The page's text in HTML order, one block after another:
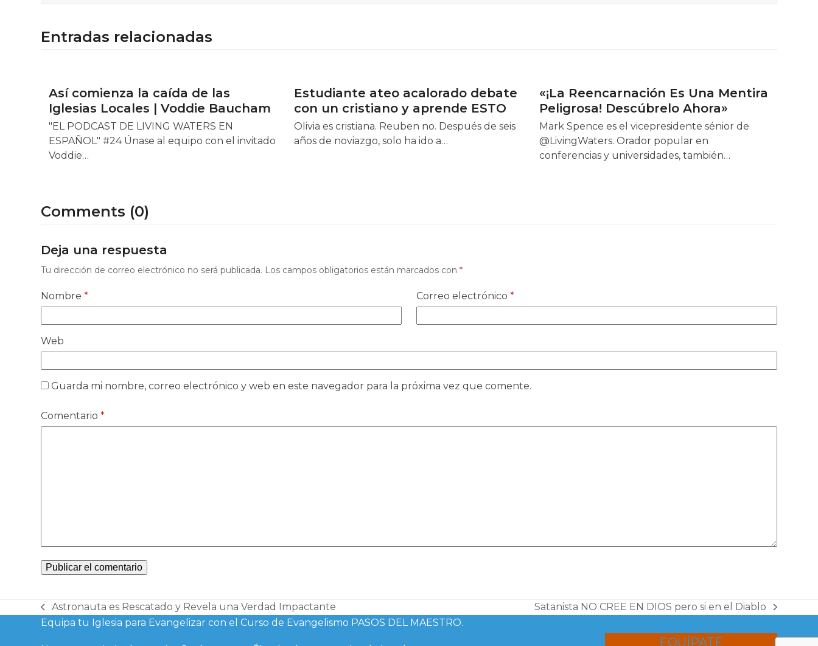
Entradas relacionadas
Así comienza la caída de las
Iglesias Locales | Voddie Baucham
"EL PODCAST DE LIVING WATERS EN
ESPAÑOL" #24 Únase al equipo con el invitado
Voddie…
Estudiante ateo acalorado debate
con un cristiano y aprende ESTO
Olivia es cristiana. Reuben no. Después de seis
años de noviazgo, solo ha ido a…
«¡La Reencarnación Es Una Mentira
Peligrosa! Descúbrelo Ahora»
Mark Spence es el vicepresidente sénior de
@LivingWaters. Orador popular en
conferencias y universidades, también…
Comments (0)
Deja una respuesta
Tu dirección de correo electrónico no será publicada. Los campos obligatorios están marcados con*
Nombre* Correo electrónico*
Web
Guarda mi nombre, correo electrónico y web en este navegador para la próxima vez que comente.
Comentario*
previous
post:
Astronauta es Rescatado y Revela una Verdad Impactante
next
Satanista NO CREE EN DIOS pero si en el Diablo
Equipa tu Iglesia para Evangelizar con el Curso de Evangelismo PASOS DEL MAESTRO.
EQUÍPATE